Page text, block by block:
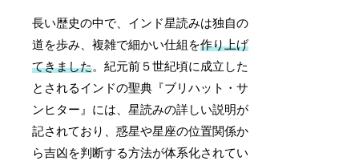
長い歴史の中で、インド星読みは独自の
道を歩み、複雑で細かい仕組を作り上げ
てきました。紀元前５世紀頃に成立した
とされるインドの聖典『ブリハット・サ
ンヒター』には、星読みの詳しい説明が
記されており、惑星や星座の位置関係か
ら吉凶を判断する方法が体系化されてい